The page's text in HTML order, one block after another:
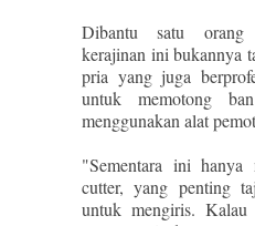
Dibantu satu orang
kerajinan ini bukannya
pria yang juga
untuk memotong
menggunakan alat
"Sementara ini hanya
cutter, yang penting
untuk mengiris.